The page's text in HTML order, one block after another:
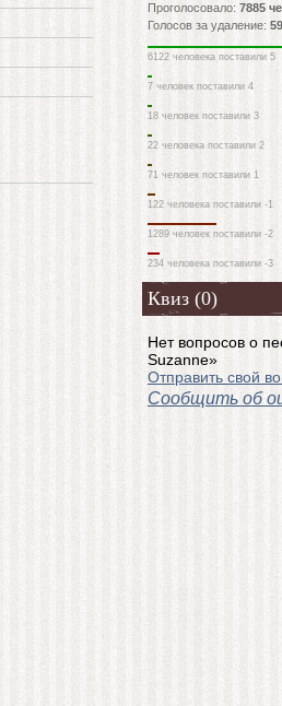
Проголосовало: 7885
Голосов за удаление:
6122 человека поставили 5
7 человек поставили 4
18 человек поставили 3
22 человека поставили 2
71 человек поставили 1
122 человека поставили -1
1289 человек поставили -2
234 человека поставили -3
Квиз (0)
Нет вопросов о
Suzanne»
Отправить свой
Сообщить об